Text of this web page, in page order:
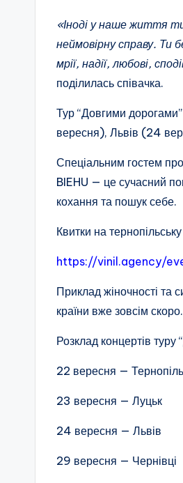
«Іноді у наше життя
неймовірну справу.
мрії, надії, любові,
поділилась співачка.
Тур “Довгими
вересня), Львів (24
Спеціальним гостем
BIEHU — це сучасний
кохання та пошук себе.
Квитки на
https://vinil.agency/
Приклад жіночності та
країни вже зовсім скоро.
Розклад концертів
22 вересня — Тернопіль
23 вересня — Луцьк
24 вересня — Львів
29 вересня — Чернівці